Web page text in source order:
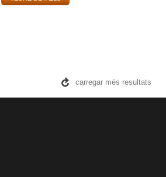
carregar més resultats